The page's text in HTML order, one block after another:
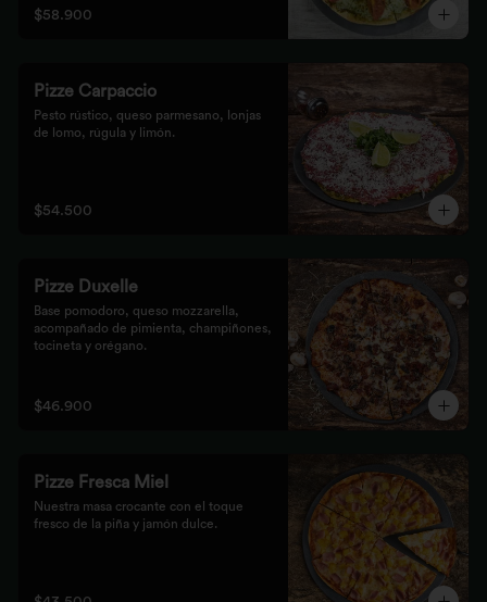
$58.900
Pizze Carpaccio
Pesto rústico, queso parmesano, lonjas
de lomo, rúgula y limón.
$54.500
Pizze Duxelle
Base pomodoro, queso mozzarella,
acompañado de pimienta, champiñones,
tocineta y orégano.
$46.900
Pizze Fresca Miel
Nuestra masa crocante con el toque
fresco de la piña y jamón dulce.